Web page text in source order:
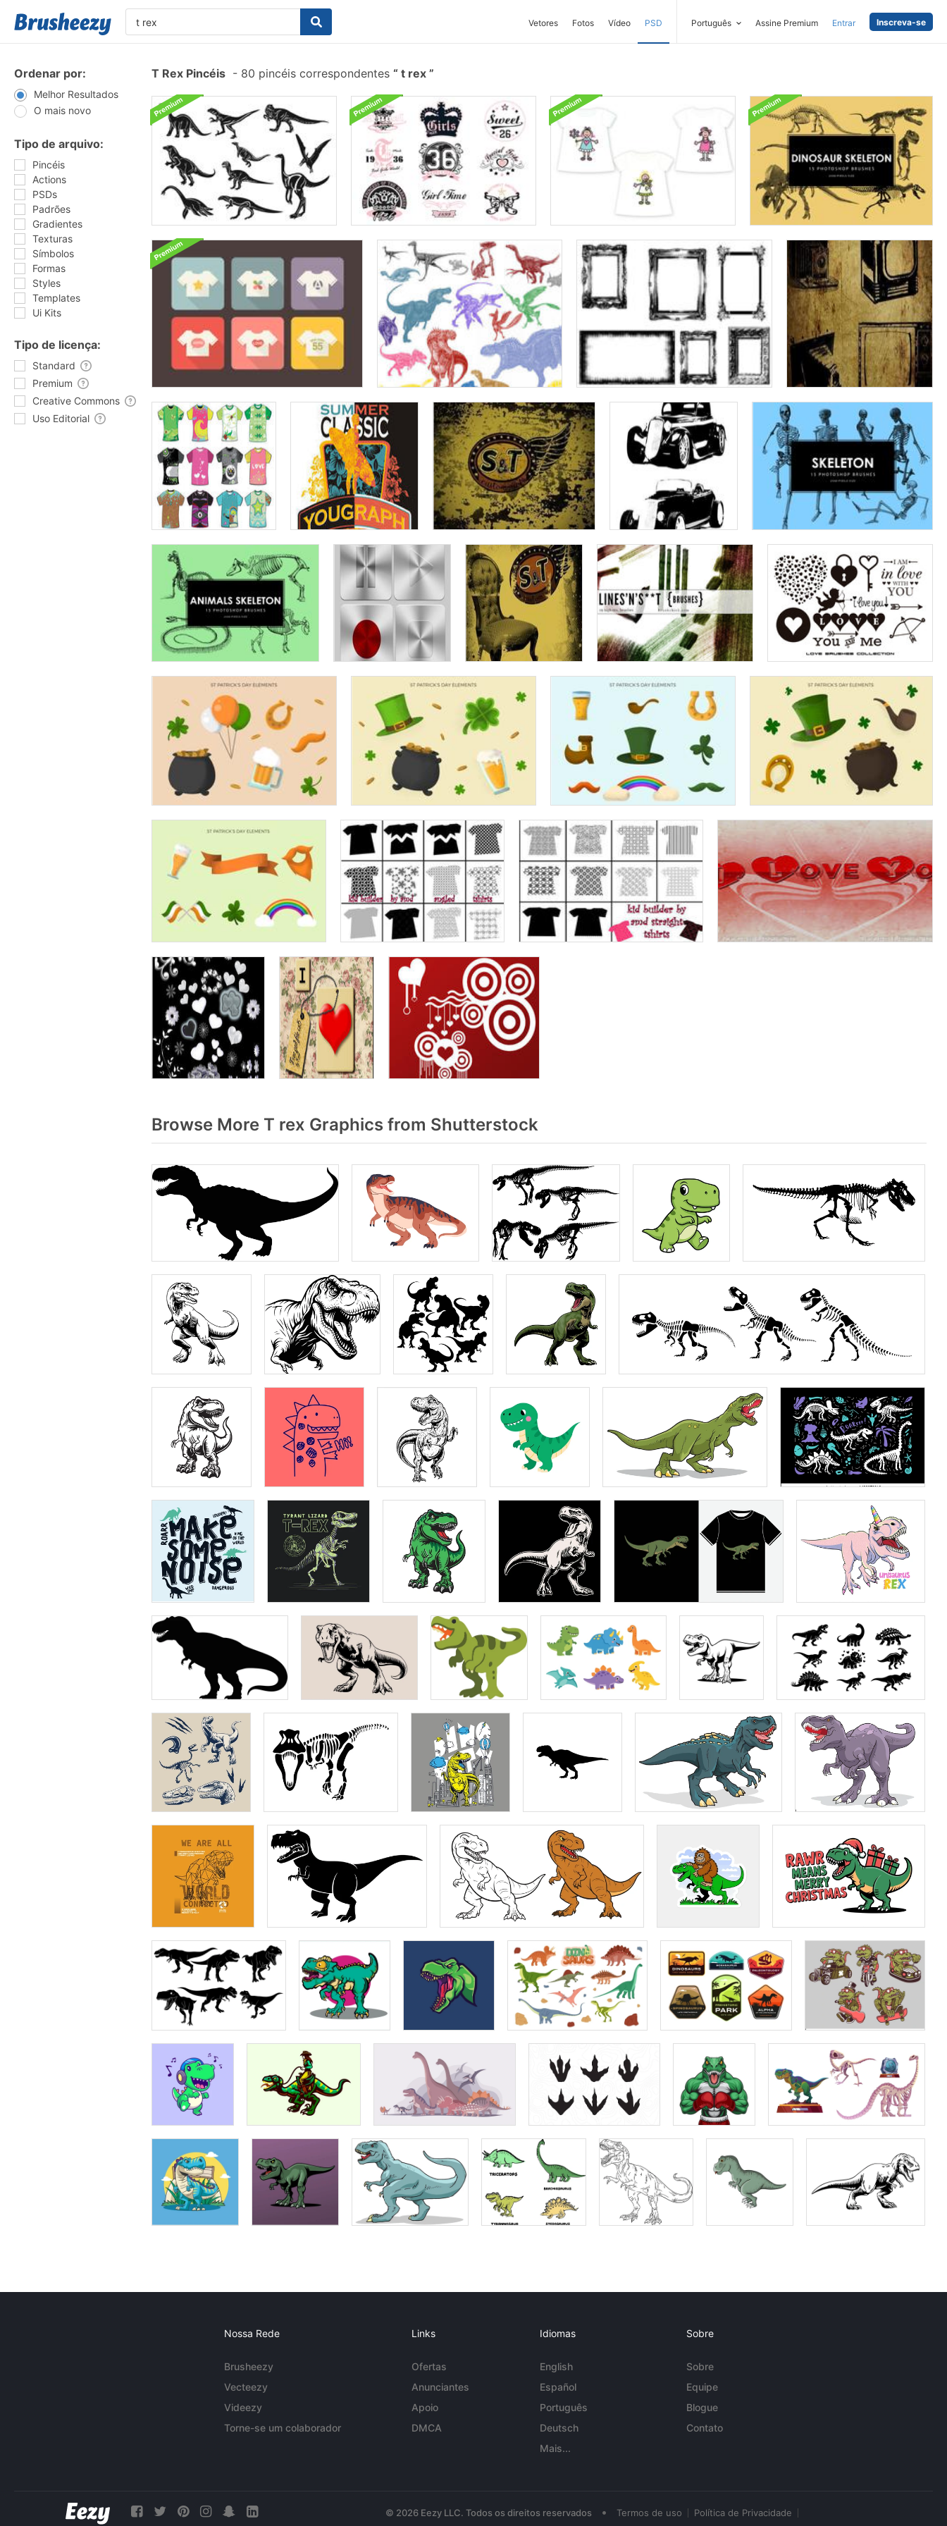
Vetores Fotos Vídeo PSD Português Assine Premium Entrar Inscreva-se
Ordenar por:
Melhor Resultados
O mais novo
Tipo de arquivo:
Pincéis
Actions
PSDs
Padrões
Gradientes
Texturas
Símbolos
Formas
Styles
Templates
Ui Kits
Tipo de licença:
Standard
Premium
Creative Commons
Uso Editorial
T Rex Pincéis - 80 pincéis correspondentes t rex
Browse More T rex Graphics from Shutterstock
Nossa Rede
Brusheezy
Vecteezy
Videezy
Torne-se um colaborador
Links
Ofertas
Anunciantes
Apoio
DMCA
Idiomas
English
Español
Português
Deutsch
Mais...
Sobre
Sobre
Equipe
Blogue
Contato
© 2026 Eezy LLC. Todos os direitos reservados • Termos de uso Política de Privacidade